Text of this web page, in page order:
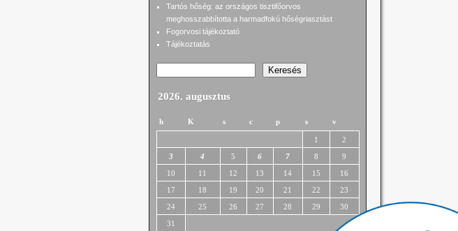
Tartós hőség: az országos tisztifőorvos
meghosszabbította a harmadfokú hőségriasztást
Fogorvosi tájékoztató
Tájékoztatás
Keresés
2026. augusztus
h K s c p s v
1
2
3
4 5 6 7 8
9
10
11 12 13 14 15
16
17
18 19 20 21 22
23
24
25 26 27 28 29
30
31